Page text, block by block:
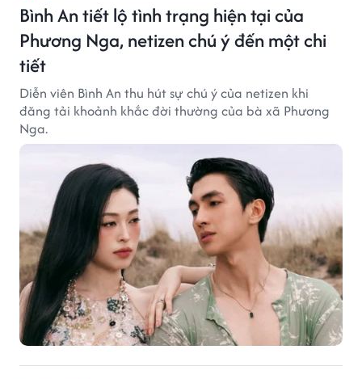
Bình An tiết lộ tình trạng hiện tại của
Phương Nga, netizen chú ý đến một chi
tiết
Diễn viên Bình An thu hút sự chú ý của netizen khi
đăng tải khoảnh khắc đời thường của bà xã Phương
Nga.